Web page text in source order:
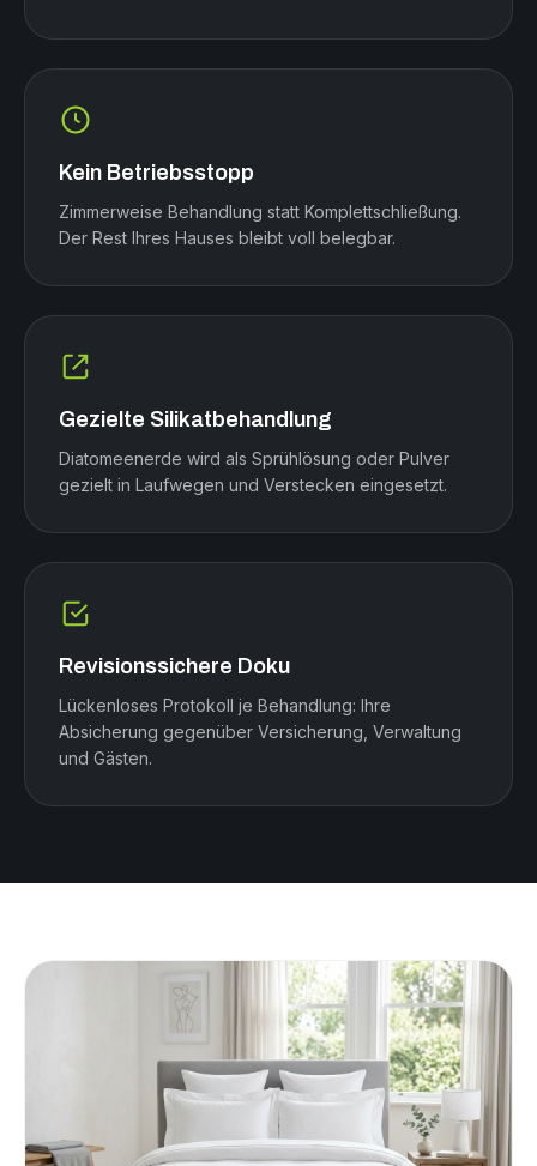
Kein Betriebsstopp
Zimmerweise Behandlung statt Komplettschließung.
Der Rest Ihres Hauses bleibt voll belegbar.
Gezielte Silikatbehandlung
Diatomeenerde wird als Sprühlösung oder Pulver
gezielt in Laufwegen und Verstecken eingesetzt.
Revisionssichere Doku
Lückenloses Protokoll je Behandlung: Ihre
Absicherung gegenüber Versicherung, Verwaltung
und Gästen.